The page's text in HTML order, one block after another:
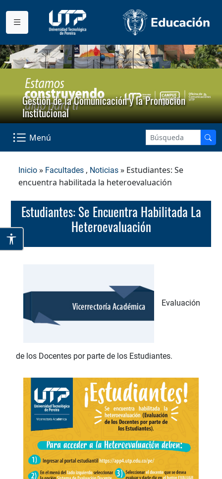
Gestión de la Comunicación y la Promoción
Institucional
Menú
Inicio » Facultades , Noticias » Estudiantes: Se
encuentra habilitada la heteroevaluación
Estudiantes: Se Encuentra Habilitada La
Heteroevaluación
Evaluación
de los Docentes por parte de los Estudiantes.